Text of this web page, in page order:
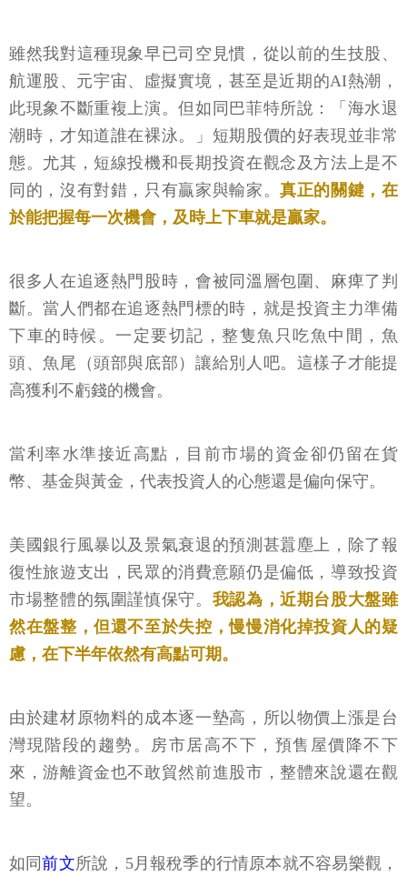
雖然我對這種現象早已司空見慣，從以前的生技股、
航運股、元宇宙、虛擬實境，甚至是近期的AI熱潮，
此現象不斷重複上演。但如同巴菲特所說：「海水退
潮時，才知道誰在裸泳。」短期股價的好表現並非常
態。尤其，短線投機和長期投資在觀念及方法上是不
同的，沒有對錯，只有贏家與輸家。真正的關鍵，在
於能把握每一次機會，及時上下車就是贏家。
很多人在追逐熱門股時，會被同溫層包圍、麻痺了判
斷。當人們都在追逐熱門標的時，就是投資主力準備
下車的時候。一定要切記，整隻魚只吃魚中間，魚
頭、魚尾（頭部與底部）讓給別人吧。這樣子才能提
高獲利不虧錢的機會。
當利率水準接近高點，目前市場的資金卻仍留在貨
幣、基金與黃金，代表投資人的心態還是偏向保守。
美國銀行風暴以及景氣衰退的預測甚囂塵上，除了報
復性旅遊支出，民眾的消費意願仍是偏低，導致投資
市場整體的氛圍謹慎保守。 我認為，近期台股大盤雖
然在盤整，但還不至於失控，慢慢消化掉投資人的疑
慮，在下半年依然有高點可期。
由於建材原物料的成本逐一墊高，所以物價上漲是台
灣現階段的趨勢。房市居高不下，預售屋價降不下
來，游離資金也不敢貿然前進股市，整體來說還在觀
望。
如同前文所說，5月報稅季的行情原本就不容易樂觀，